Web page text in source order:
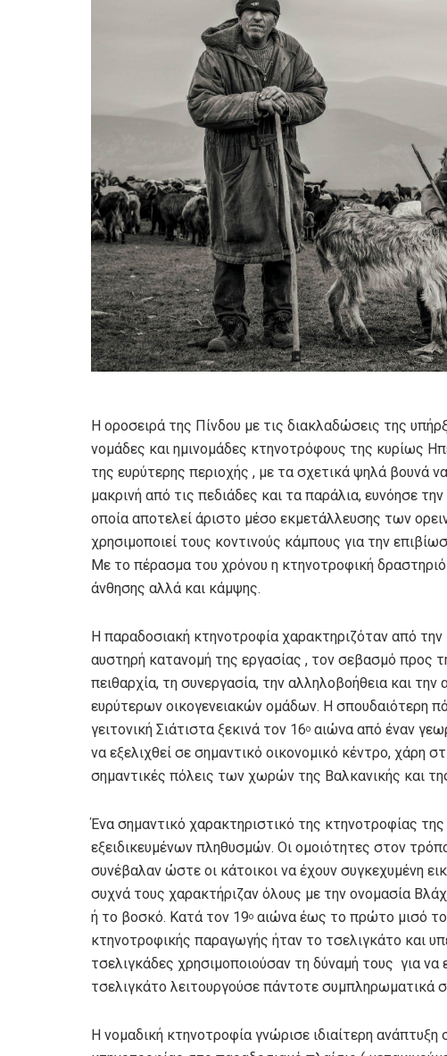
Η οροσειρά της Πίνδου με τις διακλαδώσεις της
νομάδες και ημινομάδες κτηνοτρόφους της κυρίως
της ευρύτερης περιοχής , με τα σχετικά ψηλά βουνά
μακρινή από τις πεδιάδες και τα παράλια, ευνόησε
οποία αποτελεί άριστο μέσο εκμετάλλευσης των
χρησιμοποιεί τους κοντινούς κάμπους για την
Με το πέρασμα του χρόνου η κτηνοτροφική
άνθησης αλλά και κάμψης.
Η παραδοσιακή κτηνοτροφία χαρακτηριζόταν από
αυστηρή κατανομή της εργασίας , τον σεβασμό προς
πειθαρχία, τη συνεργασία, την αλληλοβοήθεια και
ευρύτερων οικογενειακών ομάδων. Η σπουδαιότερη
γειτονική Σιάτιστα ξεκινά τον 16ο αιώνα από έναν
να εξελιχθεί σε σημαντικό οικονομικό κέντρο, χάρη
σημαντικές πόλεις των χωρών της Βαλκανικής και
Ένα σημαντικό χαρακτηριστικό της κτηνοτροφίας
εξειδικευμένων πληθυσμών. Οι ομοιότητες στον
συνέβαλαν ώστε οι κάτοικοι να έχουν συγκεχυμένη
συχνά τους χαρακτήριζαν όλους με την ονομασία
ή το βοσκό. Κατά τον 19ο αιώνα έως το πρώτο μισό
κτηνοτροφικής παραγωγής ήταν το τσελιγκάτο και
τσελιγκάδες χρησιμοποιούσαν τη δύναμή τους για να
τσελιγκάτο λειτουργούσε πάντοτε συμπληρωματικά
Η νομαδική κτηνοτροφία γνώρισε ιδιαίτερη ανάπτυξη